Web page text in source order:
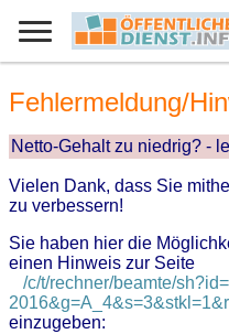
Fehlermeldung/
Netto-Gehalt zu niedrig? -
Vielen Dank, dass Sie
zu verbessern!
Sie haben hier die
einen Hinweis zur Seite
/c/t/rechner/beamte/
einzugeben: